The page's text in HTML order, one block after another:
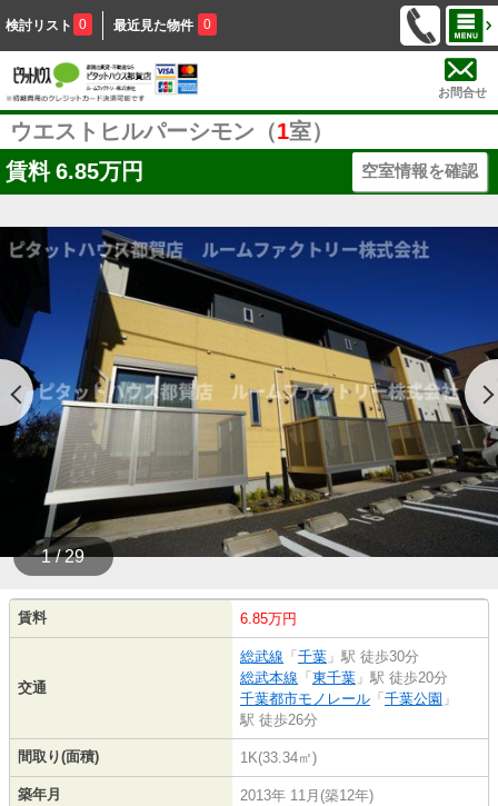
検討リスト 0 最近見た物件 0
お問合せ
ウエストヒルパーシモン（1室）
賃料 6.85万円 空室情報を確認
1 / 29
賃料 6.85万円
交通
総武線 「 千葉 」駅 徒歩30分
総武本線 「 東千葉 」駅 徒歩20分
千葉都市モノレール 「 千葉公園 」
駅 徒歩26分
間取り(面積) 1K(33.34㎡)
築年月 2013年 11月(築12年)